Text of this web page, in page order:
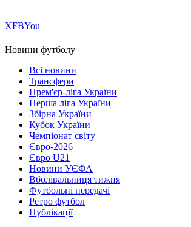
ХFBYou
Новини футболу
Всі новини
Трансфери
Прем'єр-ліга України
Перша ліга України
Збірна України
Кубок України
Чемпіонат світу
Євро-2026
Євро U21
Новини УЄФА
Вболівальниця тижня
Футбольні передачі
Ретро футбол
Публікації